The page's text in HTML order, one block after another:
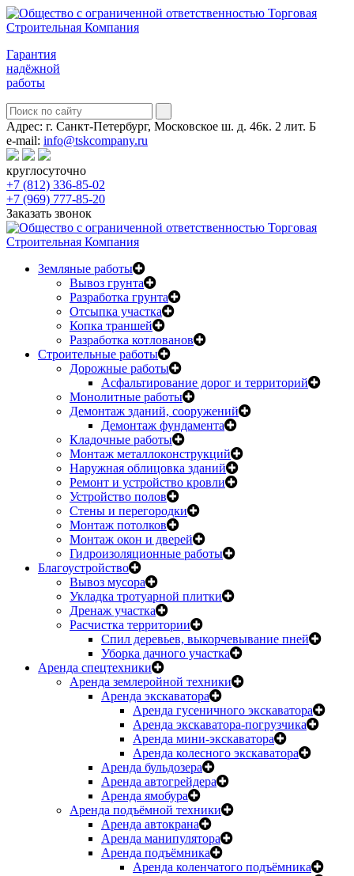
Гарантия
надёжной
работы
Адрес: г. Санкт-Петербург, Московское ш. д. 46к. 2 лит. Б
e-mail: info@tskcompany.ru
круглосуточно
+7 (812) 336-85-02
+7 (969) 777-85-20
Заказать звонок
Земляные работы
Вывоз грунта
Разработка грунта
Отсыпка участка
Копка траншей
Разработка котлованов
Строительные работы
Дорожные работы
Асфальтирование дорог и территорий
Монолитные работы
Демонтаж зданий, сооружений
Демонтаж фундамента
Кладочные работы
Монтаж металлоконструкций
Наружная облицовка зданий
Ремонт и устройство кровли
Устройство полов
Стены и перегородки
Монтаж потолков
Монтаж окон и дверей
Гидроизоляционные работы
Благоустройство
Вывоз мусора
Укладка тротуарной плитки
Дренаж участка
Расчистка территории
Спил деревьев, выкорчевывание пней
Уборка дачного участка
Аренда спецтехники
Аренда землеройной техники
Аренда экскаватора
Аренда гусеничного экскаватора
Аренда экскаватора-погрузчика
Аренда мини-экскаватора
Аренда колесного экскаватора
Аренда бульдозера
Аренда автогрейдера
Аренда ямобура
Аренда подъёмной техники
Аренда автокрана
Аренда манипулятора
Аренда подъёмника
Аренда коленчатого подъёмника